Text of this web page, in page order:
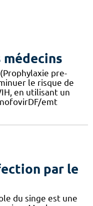
pre-
le risque de
en utilisant un
emt
par le
du singe est une